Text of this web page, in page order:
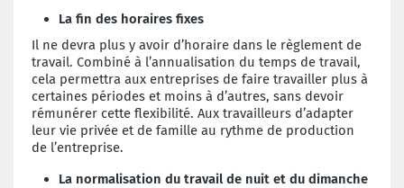
La fin des horaires fixes
Il ne devra plus y avoir d’horaire dans le règlement de
travail. Combiné à l’annualisation du temps de travail,
cela permettra aux entreprises de faire travailler plus à
certaines périodes et moins à d’autres, sans devoir
rémunérer cette flexibilité. Aux travailleurs d’adapter
leur vie privée et de famille au rythme de production
de l’entreprise.
La normalisation du travail de nuit et du dimanche